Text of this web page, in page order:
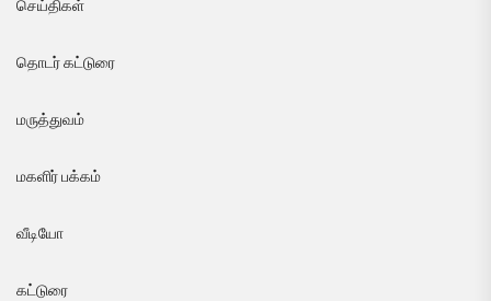
செய்திகள்
தொடர் கட்டுரை
மருத்துவம்
மகளிர் பக்கம்
வீடியோ
கட்டுரை